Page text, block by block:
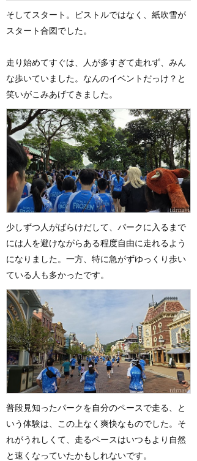
そしてスタート。ピストルではなく、紙吹雪が
スタート合図でした。
走り始めてすぐは、人が多すぎて走れず、みん
な歩いていました。なんのイベントだっけ？と
笑いがこみあげてきました。
少しずつ人がばらけだして、パークに入るまで
には人を避けながらある程度自由に走れるよう
になりました。一方、特に急がずゆっくり歩い
ている人も多かったです。
普段見知ったパークを自分のペースで走る、と
いう体験は、この上なく爽快なものでした。そ
れがうれしくて、走るペースはいつもより自然
と速くなっていたかもしれないです。